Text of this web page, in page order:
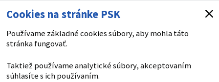
Cookies na stránke PSK
Používame základné cookies súbory, aby mohla táto
stránka fungovať.
Taktiež používame analytické súbory, akceptovaním
súhlasíte s ich používaním.